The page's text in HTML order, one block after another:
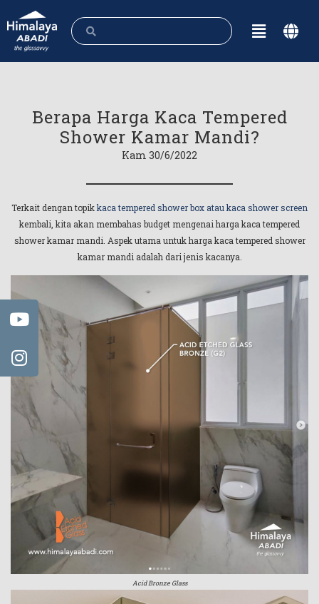
Berapa Harga Kaca Tempered
Shower Kamar Mandi?
Kam 30/6/2022
Terkait dengan topikkaca tempered shower box atau kaca shower screen
kembali, kita akan membahas budget mengenai harga kaca tempered
shower kamar mandi. Aspek utama untuk harga kaca tempered shower
kamar mandi adalah dari jenis kacanya.
Acid Bronze Glass